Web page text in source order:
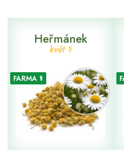
Heřmánek
květ ⚕
FARMA ⚕